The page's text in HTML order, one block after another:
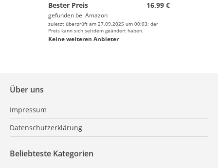
Bester Preis
16,99 €
gefunden bei Amazon
zuletzt überprüft am 27.09.2025 um 00:03; der
Preis kann sich seitdem geändert haben.
Keine weiteren Anbieter
Über uns
Impressum
Datenschutzerklärung
Beliebteste Kategorien